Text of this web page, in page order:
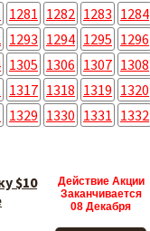
1281 1282 1283 1284
1293 1294 1295 1296
1305 1306 1307 1308
1317 1318 1319 1320
1329 1330 1331 1332
$10
Действие Акции
Заканчивается
08 Декабря